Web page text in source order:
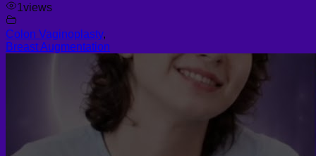
1views
Colon Vaginoplasty,
Breast Augmentation